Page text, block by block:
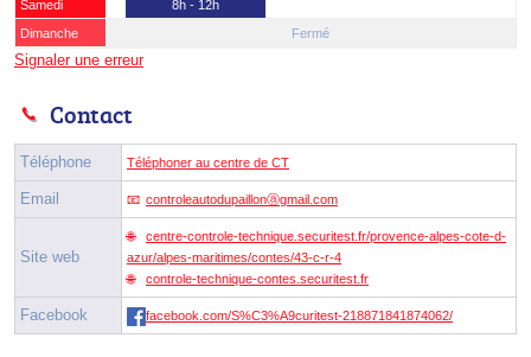
Samedi
8h - 12h
Dimanche
Fermé
Signaler une erreur
Contact
Téléphone Téléphoner au centre de CT
Email controleautodupaillonⓐgmail.com
Site web
centre-controle-technique.securitest.fr/provence-alpes-cote-d-
azur/alpes-maritimes/contes/43-c-r-4
controle-technique-contes.securitest.fr
Facebook facebook.com/S%C3%A9curitest-218871841874062/